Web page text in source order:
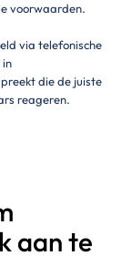
voorwaarden.
via telefonische
in
die de juiste
reageren.
aan te